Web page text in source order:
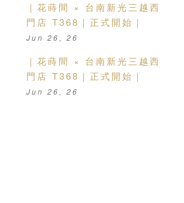
｜花蒔間 × 台南新光三越西
門店 T368｜正式開始｜
Jun 26, 26
｜花蒔間 × 台南新光三越西
門店 T368｜正式開始｜
Jun 26, 26